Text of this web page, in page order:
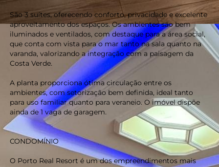
São 3 suítes, oferecendo conforto, privacidade e excelente
aproveitamento dos espaços. Os ambientes são bem
iluminados e ventilados, com destaque para a área social,
que conta com vista para o mar tanto na sala quanto na
varanda, valorizando a integração com a paisagem da
Costa Verde.
A planta proporciona ótima circulação entre os
ambientes, com setorização bem definida, ideal tanto
para uso familiar quanto para veraneio. O imóvel dispõe
ainda de 1 vaga de garagem.
CONDOMÍNIO
O Porto Real Resort é um dos empreendimentos mais